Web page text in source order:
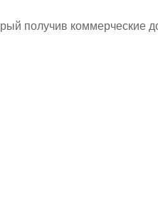
получив коммерческие